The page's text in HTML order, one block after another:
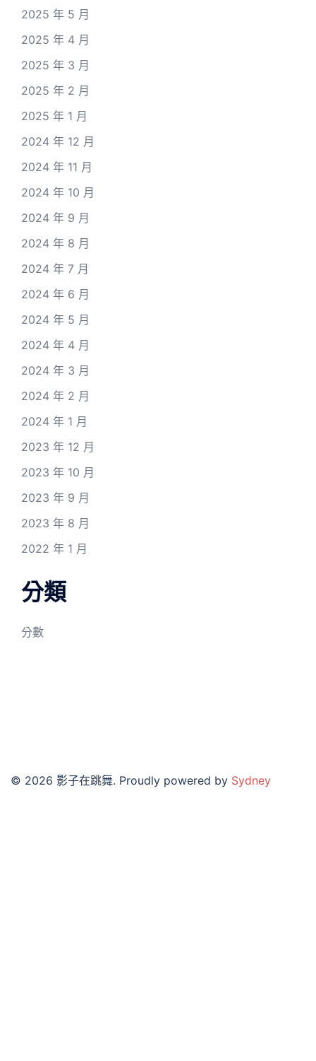
2025 年 5 月
2025 年 4 月
2025 年 3 月
2025 年 2 月
2025 年 1 月
2024 年 12 月
2024 年 11 月
2024 年 10 月
2024 年 9 月
2024 年 8 月
2024 年 7 月
2024 年 6 月
2024 年 5 月
2024 年 4 月
2024 年 3 月
2024 年 2 月
2024 年 1 月
2023 年 12 月
2023 年 10 月
2023 年 9 月
2023 年 8 月
2022 年 1 月
分類
分數
© 2026 影子在跳舞. Proudly powered by Sydney